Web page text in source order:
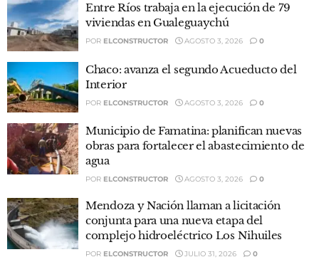
Entre Ríos trabaja en la ejecución de 79
viviendas en Gualeguaychú
POR ELCONSTRUCTOR AGOSTO 3, 2026 0
Chaco: avanza el segundo Acueducto del
Interior
POR ELCONSTRUCTOR AGOSTO 3, 2026 0
Municipio de Famatina: planifican nuevas
obras para fortalecer el abastecimiento de
agua
POR ELCONSTRUCTOR AGOSTO 3, 2026 0
Mendoza y Nación llaman a licitación
conjunta para una nueva etapa del
complejo hidroeléctrico Los Nihuiles
POR ELCONSTRUCTOR JULIO 31, 2026 0